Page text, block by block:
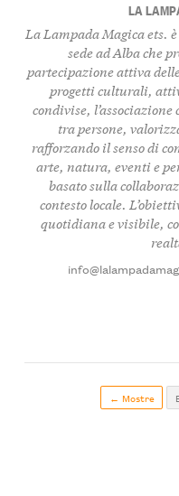
LA
La Lampada Magica ets.
sede ad Alba che
partecipazione attiva
progetti culturali,
condivise,
tra persone,
rafforzando il senso di
arte, natura, eventi e
basato sulla
contesto locale.
quotidiana e visibile,
← Mostre